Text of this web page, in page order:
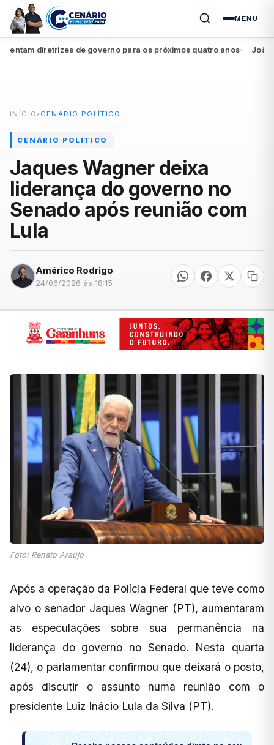
MENU
diretrizes de governo para os próximos quatro anos● João
INÍCIO › CENÁRIO POLÍTICO
CENÁRIO POLÍTICO
Jaques Wagner deixa
liderança do governo no
Senado após reunião com
Lula
Américo Rodrigo
24/06/2026 às 18:15
Foto: Renato Araújo
Após a operação da Polícia Federal que teve como
alvo o senador Jaques Wagner (PT), aumentaram
as especulações sobre sua permanência na
liderança do governo no Senado. Nesta quarta
(24), o parlamentar confirmou que deixará o posto,
após discutir o assunto numa reunião com o
presidente Luiz Inácio Lula da Silva (PT).